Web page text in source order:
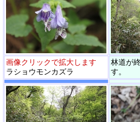
画像クリックで拡大します
ラショウモンカズラ
林道が
す。